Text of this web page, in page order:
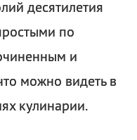
десятилетия
по
и
можно видеть в
кулинарии.